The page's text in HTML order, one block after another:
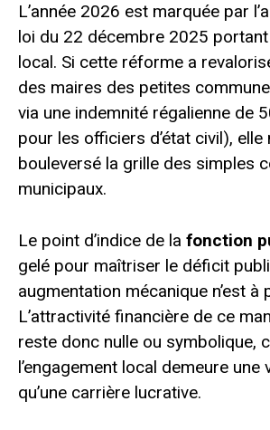
L’année 2026 est marquée par
loi du 22 décembre 2025 portant
local. Si cette réforme a
des maires des petites
via une indemnité régalienne de
pour les officiers d’état civil), elle
bouleversé la grille des simples
municipaux.
Le point d’indice de la fonction
gelé pour maîtriser le déficit
augmentation mécanique n’est à
L’attractivité financière de ce
reste donc nulle ou symbolique,
l’engagement local demeure une
qu’une carrière lucrative.